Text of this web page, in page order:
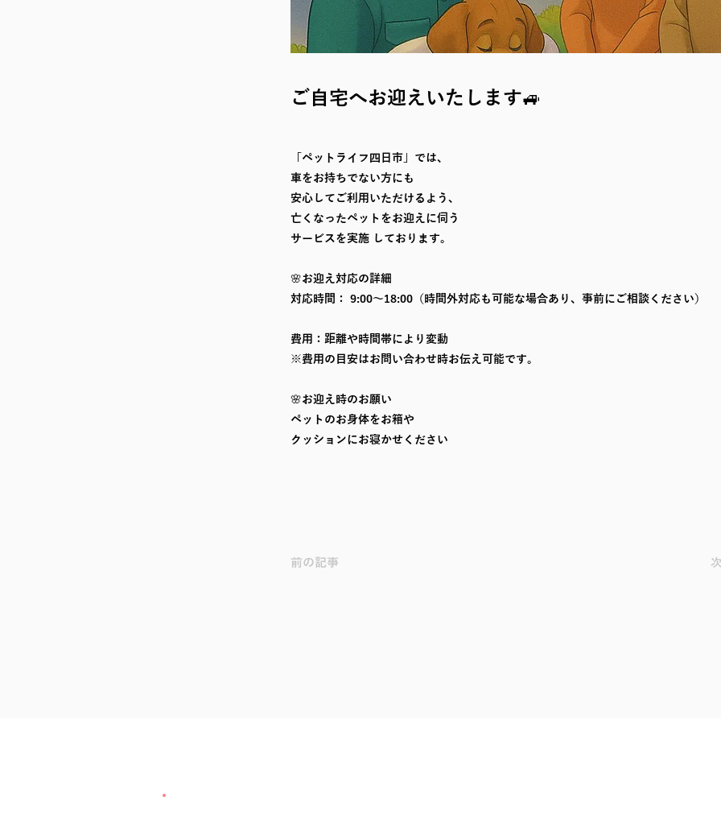
ご自宅へお迎えいたします🚙
「ペットライフ四日市」では、
車をお持ちでない方にも
安心してご利用いただけるよう、
亡くなったペットをお迎えに伺う
サービスを実施 しております。
🌸お迎え対応の詳細
対応時間： 9:00～18:00（時間外対応も可能な場合あり、事前にご相談ください）
費用：距離や時間帯により変動
※費用の目安はお問い合わせ時お伝え可能です。
🌸お迎え時のお願い
ペットのお身体をお箱や
クッションにお寝かせください
前の記事